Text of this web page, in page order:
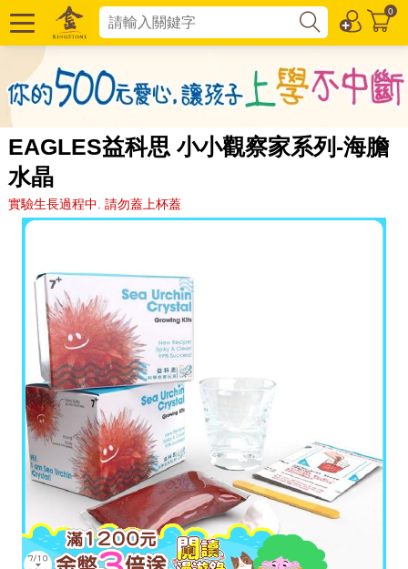
0
EAGLES益科思 小小觀察家系列-海膽
水晶
實驗生長過程中. 請勿蓋上杯蓋